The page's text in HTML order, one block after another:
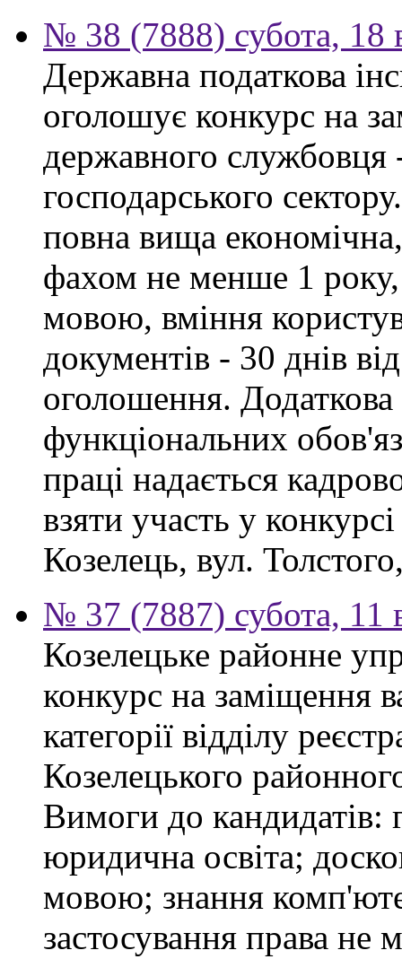
№ 38 (7888) субота, 18
Державна податкова
оголошує конкурс на
державного службовця
господарського
повна вища
фахом не менше 1
мовою, вміння
документів - 30 днів
оголошення.
функціональних
праці надається
взяти участь у
Козелець, вул.
№ 37 (7887) субота, 11
Козелецьке районне
конкурс на заміщення
категорії відділу
Козелецького
Вимоги до кандидатів:
юридична освіта;
мовою; знання
застосування права не